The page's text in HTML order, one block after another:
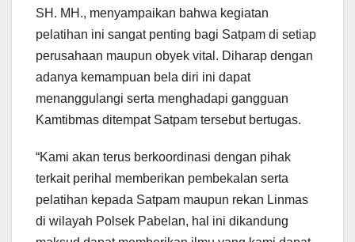
SH. MH., menyampaikan bahwa kegiatan
pelatihan ini sangat penting bagi Satpam di setiap
perusahaan maupun obyek vital. Diharap dengan
adanya kemampuan bela diri ini dapat
menanggulangi serta menghadapi gangguan
Kamtibmas ditempat Satpam tersebut bertugas.
“Kami akan terus berkoordinasi dengan pihak
terkait perihal memberikan pembekalan serta
pelatihan kepada Satpam maupun rekan Linmas
di wilayah Polsek Pabelan, hal ini dikandung